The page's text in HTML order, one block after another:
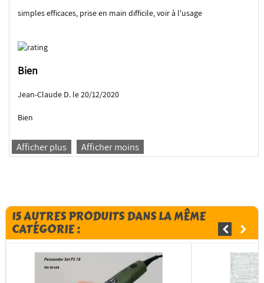
simples efficaces, prise en main difficile, voir à l'usage
Bien
Jean-Claude D. le 20/12/2020
Bien
Afficher plus Afficher moins
15 AUTRES PRODUITS DANS LA MÊME
CATÉGORIE :